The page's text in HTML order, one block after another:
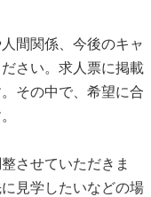
間関係、今後のキャ
さい。求人票に掲載
その中で、希望に合
させていただきま
見学したいなどの場